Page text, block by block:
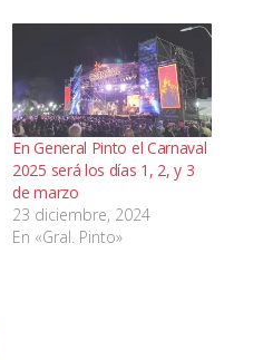
En General Pinto el Carnaval
2025 será los días 1, 2, y 3
de marzo
23 diciembre, 2024
En «Gral. Pinto»